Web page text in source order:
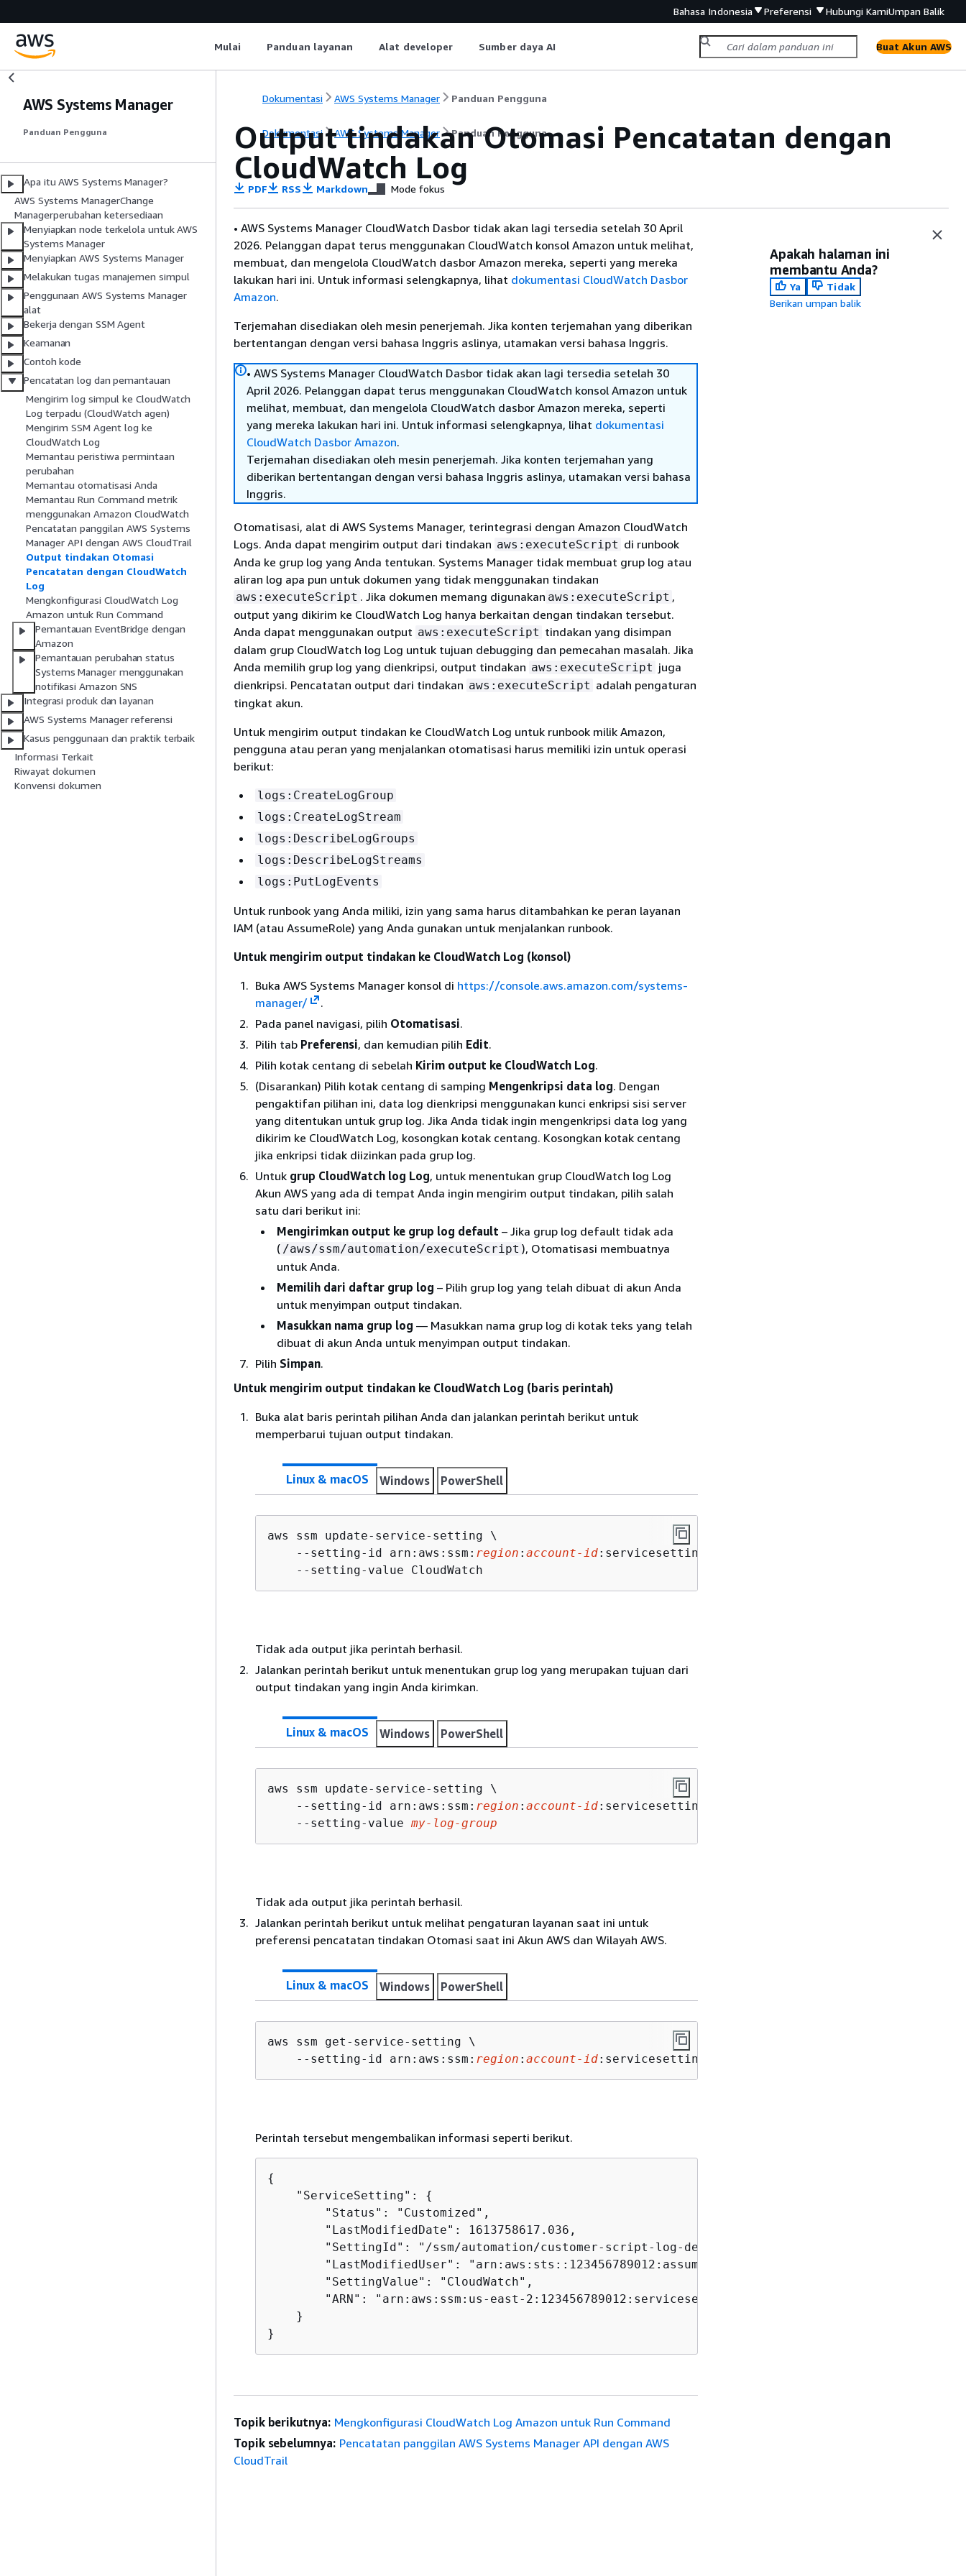
Bahasa Indonesia Preferensi Hubungi KamiUmpan Balik
Mulai Panduan layanan Alat developer Sumber daya AI Buat Akun AWS
AWS Systems Manager
Panduan Pengguna
Apa itu AWS Systems Manager?
AWS Systems ManagerChange
Managerperubahan ketersediaan
Menyiapkan node terkelola untuk AWS
Systems Manager
Menyiapkan AWS Systems Manager
Melakukan tugas manajemen simpul
Penggunaan AWS Systems Manager
alat
Bekerja dengan SSM Agent
Keamanan
Contoh kode
Pencatatan log dan pemantauan
Mengirim log simpul ke CloudWatch
Log terpadu (CloudWatch agen)
Mengirim SSM Agent log ke
CloudWatch Log
Memantau peristiwa permintaan
perubahan
Memantau otomatisasi Anda
Memantau Run Command metrik
menggunakan Amazon CloudWatch
Pencatatan panggilan AWS Systems
Manager API dengan AWS CloudTrail
Output tindakan Otomasi
Pencatatan dengan CloudWatch
Log
Mengkonfigurasi CloudWatch Log
Amazon untuk Run Command
Pemantauan EventBridge dengan
Amazon
Pemantauan perubahan status
Systems Manager menggunakan
notifikasi Amazon SNS
Integrasi produk dan layanan
AWS Systems Manager referensi
Kasus penggunaan dan praktik terbaik
Informasi Terkait
Riwayat dokumen
Konvensi dokumen
Dokumentasi AWS Systems Manager Panduan Pengguna
Dokumentasi AWS Systems Manager Panduan Pengguna
Output tindakan Otomasi Pencatatan dengan
CloudWatch Log
PDF RSS Markdown Mode fokus
• AWS Systems Manager CloudWatch Dasbor tidak akan lagi tersedia setelah 30 April
2026. Pelanggan dapat terus menggunakan CloudWatch konsol Amazon untuk melihat,
membuat, dan mengelola CloudWatch dasbor Amazon mereka, seperti yang mereka
lakukan hari ini. Untuk informasi selengkapnya, lihat dokumentasi CloudWatch Dasbor
Amazon.
Terjemahan disediakan oleh mesin penerjemah. Jika konten terjemahan yang diberikan
bertentangan dengan versi bahasa Inggris aslinya, utamakan versi bahasa Inggris.
• AWS Systems Manager CloudWatch Dasbor tidak akan lagi tersedia setelah 30
April 2026. Pelanggan dapat terus menggunakan CloudWatch konsol Amazon untuk
melihat, membuat, dan mengelola CloudWatch dasbor Amazon mereka, seperti
yang mereka lakukan hari ini. Untuk informasi selengkapnya, lihat dokumentasi
CloudWatch Dasbor Amazon.
Terjemahan disediakan oleh mesin penerjemah. Jika konten terjemahan yang
diberikan bertentangan dengan versi bahasa Inggris aslinya, utamakan versi bahasa
Inggris.
Otomatisasi, alat di AWS Systems Manager, terintegrasi dengan Amazon CloudWatch
Logs. Anda dapat mengirim output dari tindakan aws:executeScript di runbook
Anda ke grup log yang Anda tentukan. Systems Manager tidak membuat grup log atau
aliran log apa pun untuk dokumen yang tidak menggunakan tindakan
aws:executeScript . Jika dokumen memang digunakan aws:executeScript ,
output yang dikirim ke CloudWatch Log hanya berkaitan dengan tindakan tersebut.
Anda dapat menggunakan output aws:executeScript tindakan yang disimpan
dalam grup CloudWatch log Log untuk tujuan debugging dan pemecahan masalah. Jika
Anda memilih grup log yang dienkripsi, output tindakan aws:executeScript juga
dienkripsi. Pencatatan output dari tindakan aws:executeScript adalah pengaturan
tingkat akun.
Untuk mengirim output tindakan ke CloudWatch Log untuk runbook milik Amazon,
pengguna atau peran yang menjalankan otomatisasi harus memiliki izin untuk operasi
berikut:
logs:CreateLogGroup
logs:CreateLogStream
logs:DescribeLogGroups
logs:DescribeLogStreams
logs:PutLogEvents
Untuk runbook yang Anda miliki, izin yang sama harus ditambahkan ke peran layanan
IAM (atau AssumeRole) yang Anda gunakan untuk menjalankan runbook.
Untuk mengirim output tindakan ke CloudWatch Log (konsol)
Buka AWS Systems Manager konsol di https://console.aws.amazon.com/systems-
manager/
.
Pada panel navigasi, pilih Otomatisasi.
Pilih tab Preferensi, dan kemudian pilih Edit.
Pilih kotak centang di sebelah Kirim output ke CloudWatch Log.
(Disarankan) Pilih kotak centang di samping Mengenkripsi data log. Dengan
pengaktifan pilihan ini, data log dienkripsi menggunakan kunci enkripsi sisi server
yang ditentukan untuk grup log. Jika Anda tidak ingin mengenkripsi data log yang
dikirim ke CloudWatch Log, kosongkan kotak centang. Kosongkan kotak centang
jika enkripsi tidak diizinkan pada grup log.
Untuk grup CloudWatch log Log, untuk menentukan grup CloudWatch log Log
Akun AWS yang ada di tempat Anda ingin mengirim output tindakan, pilih salah
satu dari berikut ini:
Mengirimkan output ke grup log default – Jika grup log default tidak ada
( /aws/ssm/automation/executeScript ), Otomatisasi membuatnya
untuk Anda.
Memilih dari daftar grup log – Pilih grup log yang telah dibuat di akun Anda
untuk menyimpan output tindakan.
Masukkan nama grup log — Masukkan nama grup log di kotak teks yang telah
dibuat di akun Anda untuk menyimpan output tindakan.
Pilih Simpan.
Untuk mengirim output tindakan ke CloudWatch Log (baris perintah)
Buka alat baris perintah pilihan Anda dan jalankan perintah berikut untuk
memperbarui tujuan output tindakan.
Linux & macOS Windows PowerShell
aws ssm update-service-setting \
    --setting-id arn:aws:ssm:
region : account-id:servicesetting/ssm/automation/customer-script-
    --setting-value CloudWatch
Tidak ada output jika perintah berhasil.
Jalankan perintah berikut untuk menentukan grup log yang merupakan tujuan dari
output tindakan yang ingin Anda kirimkan.
Linux & macOS Windows PowerShell
aws ssm update-service-setting \
    --setting-id arn:aws:ssm:
region : account-id:servicesetting/ssm/automation/customer-script-log-
    --setting-value
my-log-group
Tidak ada output jika perintah berhasil.
Jalankan perintah berikut untuk melihat pengaturan layanan saat ini untuk
preferensi pencatatan tindakan Otomasi saat ini Akun AWS dan Wilayah AWS.
Linux & macOS Windows PowerShell
aws ssm get-service-setting \
    --setting-id arn:aws:ssm:
region : account-id:servicesetting/ssm/automation/customer-script-
Perintah tersebut mengembalikan informasi seperti berikut.
{
    "ServiceSetting":
{
        "Status": "Customized",
        "LastModifiedDate": 1613758617.036,
        "SettingId": "/ssm/automation/customer-script-log-destination",
        "LastModifiedUser": "arn:aws:sts::123456789012:assumed-role/Administrator/User_1",
        "SettingValue": "CloudWatch",
"ARN": "arn:aws:ssm:us-east-2:123456789012:servicesetting/ssm/automation/customer-
    }
}
Apakah halaman ini
membantu Anda?
Ya
Tidak
Berikan umpan balik
Topik berikutnya: Mengkonfigurasi CloudWatch Log Amazon untuk Run Command
Topik sebelumnya: Pencatatan panggilan AWS Systems Manager API dengan AWS
CloudTrail